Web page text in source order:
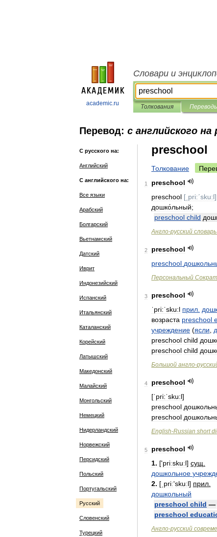
academic.ru
Словари и
Толкования
Перевод: с английского на
С русского на:
Английский
С английского на:
Все языки
Арабский
Болгарский
Вьетнамский
Датский
Иврит
Индонезийский
Испанский
Итальянский
Каталанский
Корейский
Латышский
Македонский
Малайский
Монгольский
Немецкий
Нидерландский
Норвежский
Персидский
Польский
Португальский
Русский
Словенский
Турецкий
preschool
Толкование
1
preschool
preschool [ ˏpri:ˊsku:l]
дошко́льный;
preschool child
Англо-русский словарь
2
preschool
preschool
Персональный Сократ
3
preschool
ˈpri:ˈsku:l прил
возраста preschool
учреждение (ясли
preschool child
preschool child
Большой англо-
4
preschool
[ˈpri:ˈsku:l]
preschool
preschool
English-Russian short
5
preschool
1. ['priːskuːl] сущ
дошкольное
2. [ ˌpriː'skuːl] прил
дошкольный
preschool child —
preschool
Англо-русский